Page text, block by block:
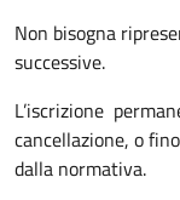
Non bisogna
successive.
L’iscrizione
cancellazione, o
dalla normativa.